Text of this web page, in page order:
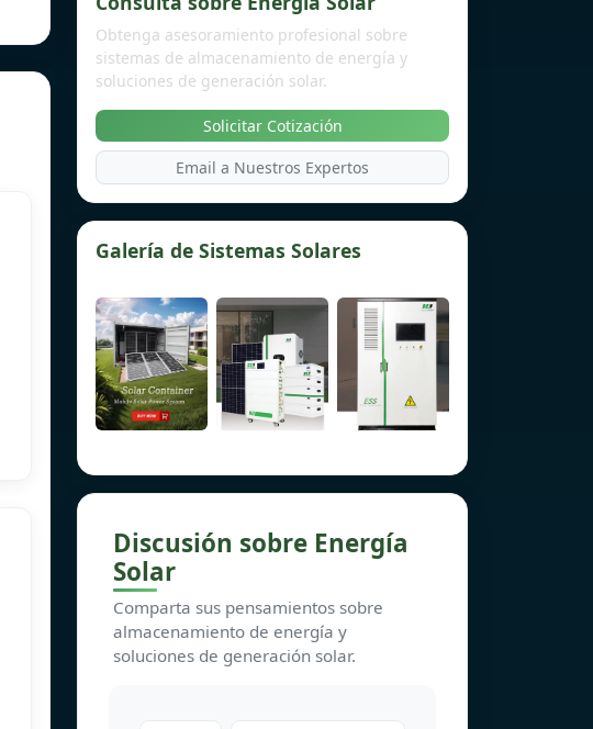
Obtenga asesoramiento profesional sobre
sistemas de almacenamiento de energía y
soluciones de generación solar.
Solicitar Cotización
Email a Nuestros Expertos
Galería de Sistemas Solares
Discusión sobre Energía
Solar
Comparta sus pensamientos sobre
almacenamiento de energía y
soluciones de generación solar.